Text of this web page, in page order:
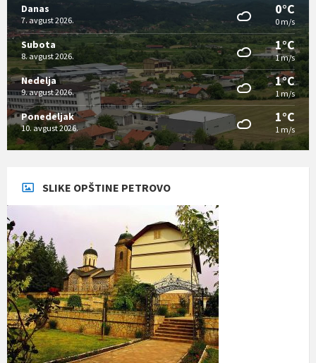
Danas
7. avgust 2026.
0°C
0 m/s
Subota
8. avgust 2026.
1°C
1 m/s
Nedelja
9. avgust 2026.
1°C
1 m/s
Ponedeljak
10. avgust 2026.
1°C
1 m/s
SLIKE OPŠTINE PETROVO